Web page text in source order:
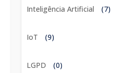
Inteligência Artificial (7)
IoT (9)
LGPD (0)